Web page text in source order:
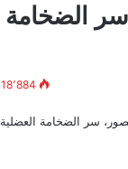
سر الضخامة
18٬884